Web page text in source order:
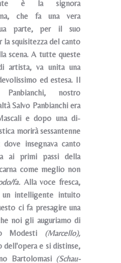
è la signora
che fa una vera
parte, per il suo
squisitezza del canto
sce­na. A tutte queste
artista, va unita una
ed estesa. Il
nostro
Salvo Panbianchi era
e dopo una di­
morirà sessantenne
insegnava canto
ai primi passi della
come meglio non
do/fa. Alla voce fresca,
un intelligente in­tuito
ci fa presagire una
noi gli auguriamo di
Modesti (Marcello),
dell'o­pera e si distinse,
Bartolomasi (Schau­